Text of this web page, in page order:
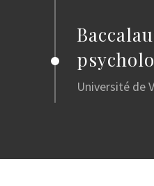
Université de